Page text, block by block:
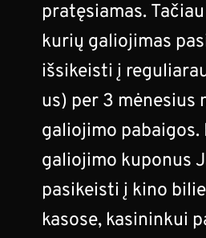
pratęsiamas.
kurių galiojimas
išsikeisti į
us) per 3 mėnesius
galiojimo pabaigos.
galiojimo kuponus
pasikeisti į kino
kasose, kasininkui